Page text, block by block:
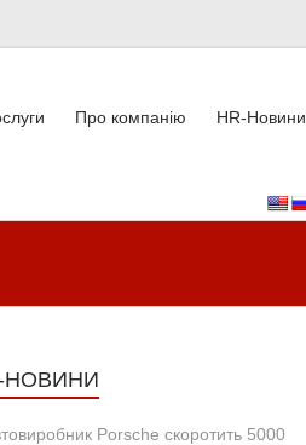
Про компанію HR-Новини
НОВИНИ
Porsche скоротить 5000